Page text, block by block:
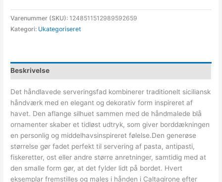
Varenummer (SKU): 1248511512989592659
Kategori: Ukategoriseret
Beskrivelse
Det håndlavede serveringsfad kombinerer traditionelt siciliansk
håndværk med en elegant og dekorativ form inspireret af
havet. Den aflange silhuet sammen med de håndmalede blå
ornamenter skaber et tidløst udtryk, som giver borddækningen
en personlig og middelhavsinspireret følelse.Den generøse
størrelse gør fadet perfekt til servering af pasta, antipasti,
fiskeretter, ost eller andre større anretninger, samtidig med at
den smalle form gør, at det fylder lidt på bordet. Hvert
eksemplar fremstilles og males i hånden i Caltagirone efter